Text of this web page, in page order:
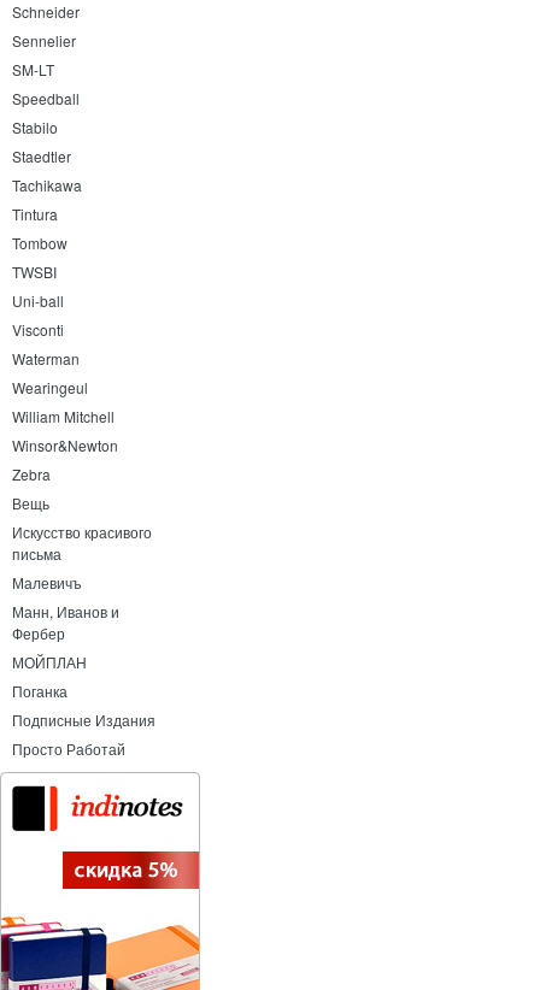
Schneider
Sennelier
SM-LT
Speedball
Stabilo
Staedtler
Tachikawa
Tintura
Tombow
TWSBI
Uni-ball
Visconti
Waterman
Wearingeul
William Mitchell
Winsor&Newton
Zebra
Вещь
Искусство красивого
письма
Малевичъ
Манн, Иванов и
Фербер
МОЙПЛАН
Поганка
Подписные Издания
Просто Работай